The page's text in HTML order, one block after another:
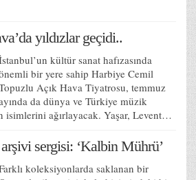
yıldızlar geçidi..
kültür sanat hafızasında
bir yere sahip Harbiye Cemil
Açık Hava Tiyatrosu, temmuz
da dünya ve Türkiye müzik
isimlerini ağırlayacak. Yaşar, Levent…
sergisi: ‘Kalbin Mührü’
koleksiyonlarda saklanan bir